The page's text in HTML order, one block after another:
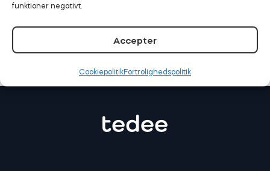
funktioner negativt.
Accepter
CookiepolitikFortrolighedspolitik